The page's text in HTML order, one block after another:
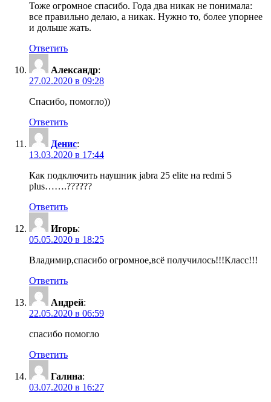
Тоже огромное спасибо. Года два никак не понимала:
все правильно делаю, а никак. Нужно то, более упорнее
и дольше жать.
Ответить
Александр:
27.02.2020 в 09:28
Спасибо, помогло))
Ответить
Денис:
13.03.2020 в 17:44
Как подключить наушник jabra 25 elite на redmi 5
plus…….??????
Ответить
Игорь:
05.05.2020 в 18:25
Владимир,спасибо огромное,всё получилось!!!Класс!!!
Ответить
Андрей:
22.05.2020 в 06:59
спасибо помогло
Ответить
Галина:
03.07.2020 в 16:27